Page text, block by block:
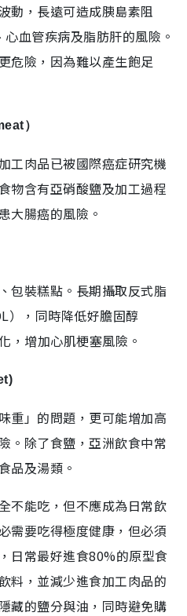
動，長遠可造成胰島素阻
血管疾病及脂肪肝的風險。
危險，因為難以產生飽足
）
工肉品已被國際癌症研究機
物含有亞硝酸鹽及加工過程
大腸癌的風險。
包裝糕點。長期攝取反式脂
），同時降低好膽固醇
，增加心肌梗塞風險。
重」的問題，更可能增加高
。除了食鹽，亞洲飲食中常
品及湯類。
不能吃，但不應成為日常飲
需要吃得極度健康，但必須
日常最好進食80%的原型食
料，並減少進食加工肉品的
藏的鹽分與油，同時避免購